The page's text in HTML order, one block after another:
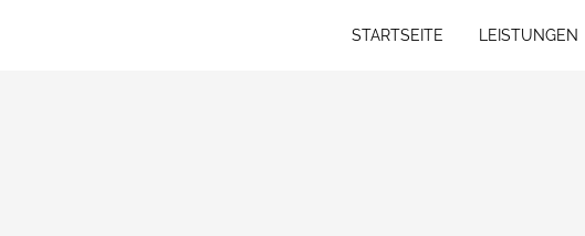
STARTSEITE
LEISTUNGEN